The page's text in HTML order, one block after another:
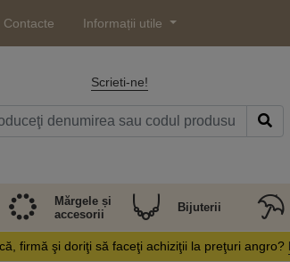
Contacte Informații utile
Scrieti-ne!
Mărgele și
accesorii
Bijuterii
firmă şi doriţi să faceţi achiziţii la preţuri angro?